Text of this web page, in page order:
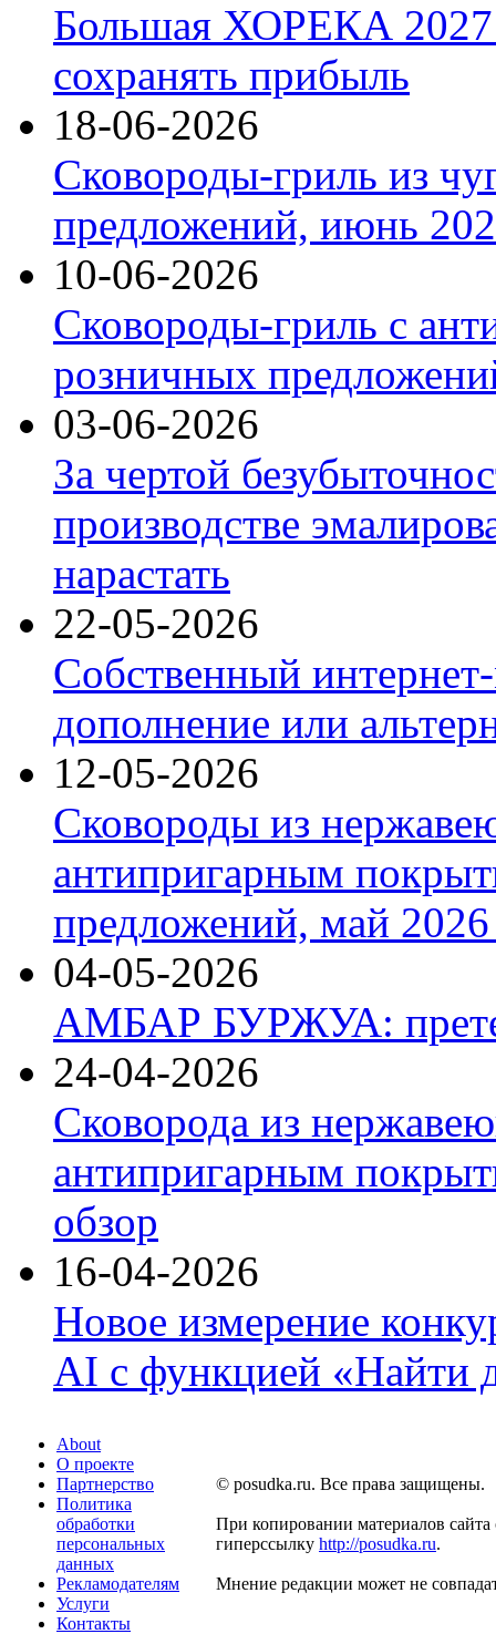
Большая ХОРЕКА 2027:
сохранять прибыль
18-06-2026
Сковороды-гриль из
предложений, июнь
10-06-2026
Сковороды-гриль с
розничных
03-06-2026
За чертой
производстве
нарастать
22-05-2026
Собственный
дополнение или
12-05-2026
Сковороды из
антипригарным
предложений, май 2026
04-05-2026
АМБАР БУРЖУА:
24-04-2026
Сковорода из
антипригарным
обзор
16-04-2026
Новое измерение
AI с функцией «Найти
About
О проекте
Партнерство
Политика
обработки
персональных
данных
Рекламодателям
Услуги
Контакты
© posudka.ru. Все права защищены.
При копировании материалов сайта
гиперссылку http://posudka.ru.
Мнение редакции может не